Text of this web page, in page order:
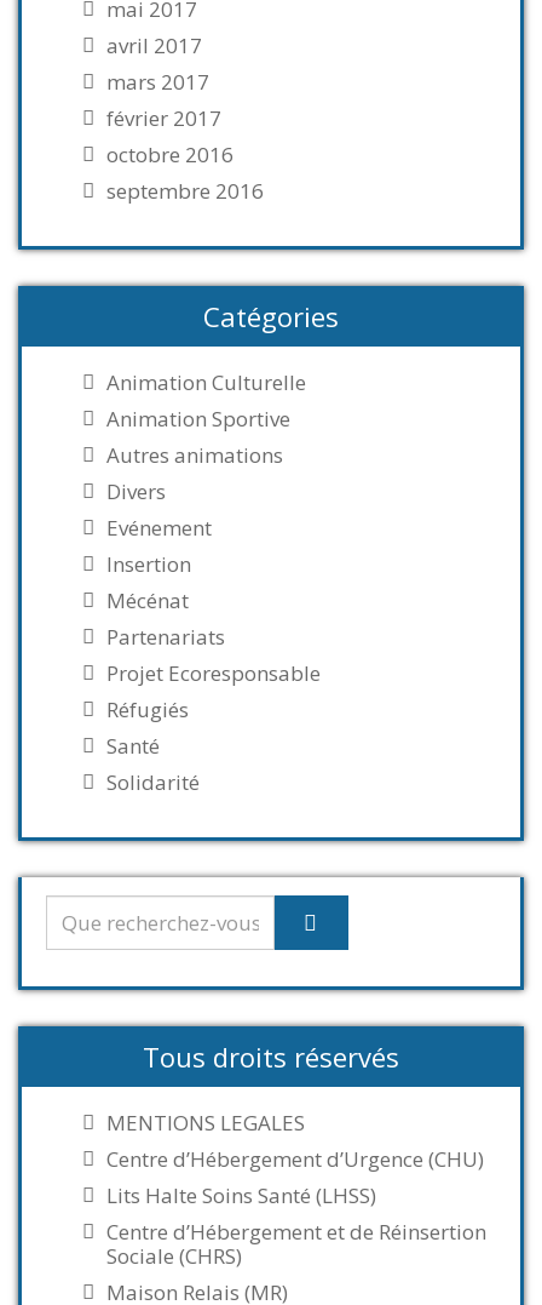
mai 2017
avril 2017
mars 2017
février 2017
octobre 2016
septembre 2016
Catégories
Animation Culturelle
Animation Sportive
Autres animations
Divers
Evénement
Insertion
Mécénat
Partenariats
Projet Ecoresponsable
Réfugiés
Santé
Solidarité
Tous droits réservés
MENTIONS LEGALES
Centre d’Hébergement d’Urgence (CHU)
Lits Halte Soins Santé (LHSS)
Centre d’Hébergement et de Réinsertion
Sociale (CHRS)
Maison Relais (MR)